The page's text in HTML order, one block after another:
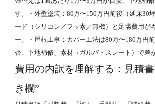
す。・外壁塗装：80万〜150万円前後（延床30
ード（シリコン／フッ素／無機）と足場費用が
ー。・屋根工事：カバー工法は80万〜180万円
否、下地補修、素材（ガルバ・スレート）で差
費用の内訳を理解する：見積
き欄”